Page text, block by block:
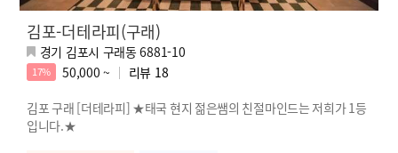
김포-더테라피(구래)
경기 김포시 구래동 6881-10
17% 50,000 ~ 리뷰 18
김포 구래 [더테라피] ★태국 현지 젊은쌤의 친절마인드는 저희가 1등
입니다.★